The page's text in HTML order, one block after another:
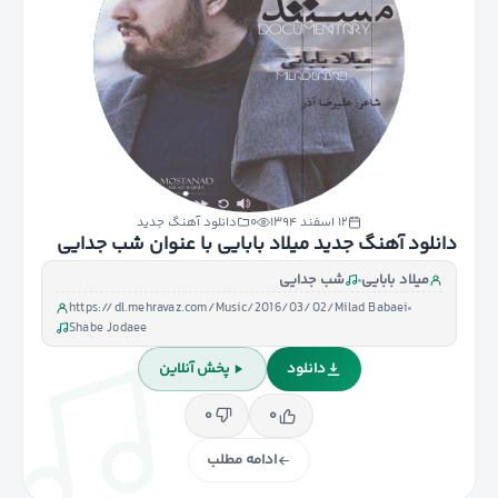
۱۲ اسفند ۱۳۹۴ ۰ دانلود آهنگ جدید
دانلود آهنگ جدید میلاد بابایی با عنوان شب جدایی
میلاد بابایی شب جدایی
https://dl.mehravaz.com/Music/2016/03/02/Milad Babaei
Shabe Jodaee
دانلود پخش آنلاین
۰
۰
ادامه مطلب